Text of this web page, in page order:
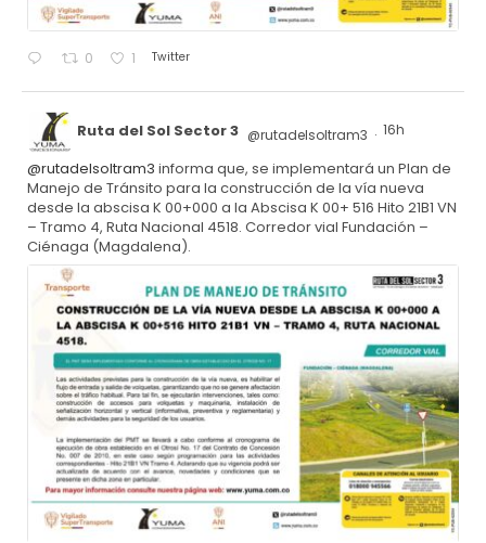
0 1 Twitter
Ruta del Sol Sector 3 @rutadelsoltram3 · 16h
@rutadelsoltram3 informa que, se implementará un Plan de
Manejo de Tránsito para la construcción de la vía nueva
desde la abscisa K 00+000 a la Abscisa K 00+ 516 Hito 21B1 VN
– Tramo 4, Ruta Nacional 4518. Corredor vial Fundación –
Ciénaga (Magdalena).